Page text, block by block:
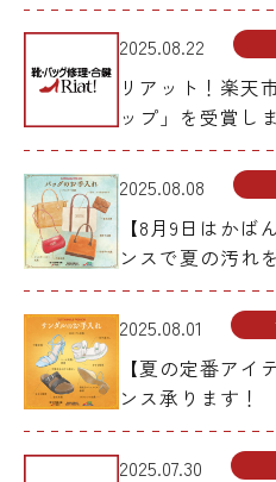
2025.08.22
リアット！楽天
ップ」を受賞し
2025.08.08
【8月9日はか
ンスで夏の汚れ
2025.08.01
【夏の定番アイ
ンス承ります！
2025.07.30